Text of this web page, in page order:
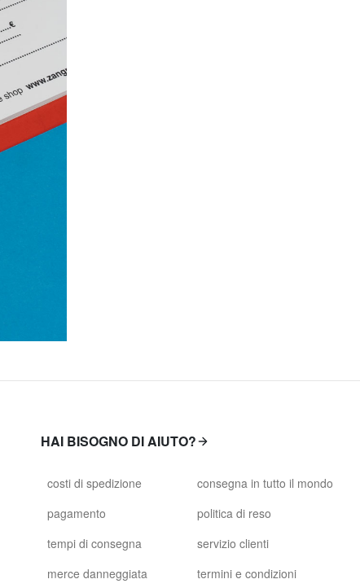
HAI BISOGNO DI AIUTO?
costi di spedizione
pagamento
tempi di consegna
merce danneggiata
consegna in tutto il mondo
politica di reso
servizio clienti
termini e condizioni